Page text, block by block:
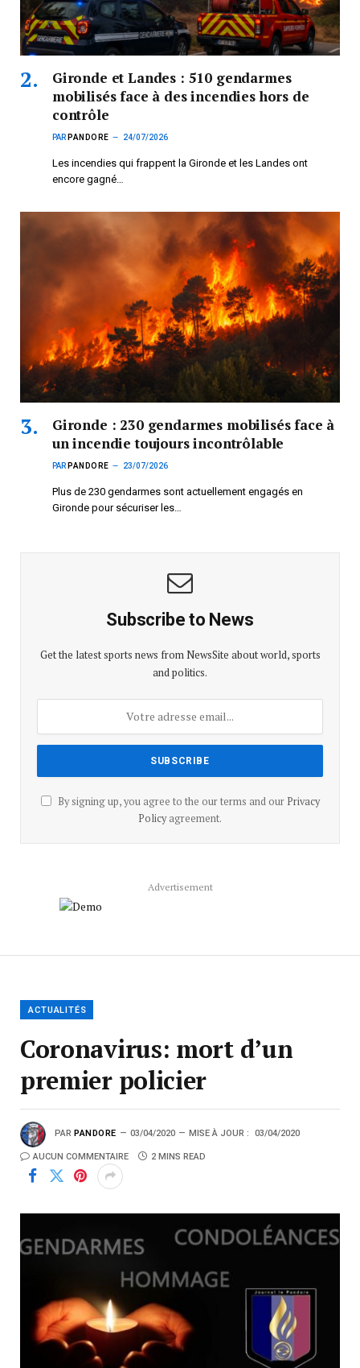
Gironde et Landes : 510 gendarmes
mobilisés face à des incendies hors de
contrôle
PAR PANDORE 24/07/2026
Les incendies qui frappent la Gironde et les Landes ont
encore gagné…
Gironde : 230 gendarmes mobilisés face à
un incendie toujours incontrôlable
PAR PANDORE 23/07/2026
Plus de 230 gendarmes sont actuellement engagés en
Gironde pour sécuriser les…
Subscribe to News
Get the latest sports news from NewsSite about world, sports
and politics.
By signing up, you agree to the our terms and our Privacy
Policyagreement.
Advertisement
ACTUALITÉS
Coronavirus: mort d’un
premier policier
PAR PANDORE 03/04/2020 MISE À JOUR : 03/04/2020
AUCUN COMMENTAIRE 2 MINS READ